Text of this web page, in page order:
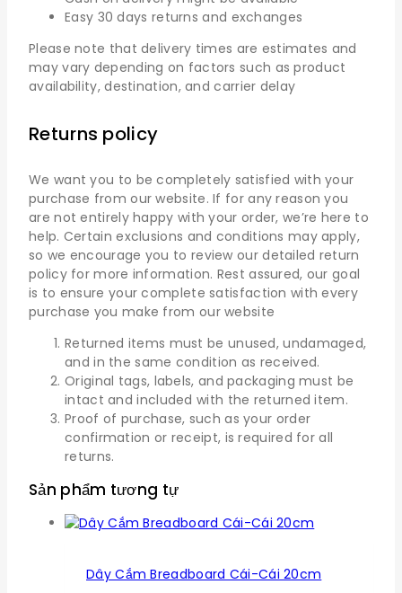
Easy 30 days returns and exchanges
Please note that delivery times are estimates and
may vary depending on factors such as product
availability, destination, and carrier delay
Returns policy
We want you to be completely satisfied with your
purchase from our website. If for any reason you
are not entirely happy with your order, we’re here to
help. Certain exclusions and conditions may apply,
so we encourage you to review our detailed return
policy for more information. Rest assured, our goal
is to ensure your complete satisfaction with every
purchase you make from our website
Returned items must be unused, undamaged,
and in the same condition as received.
Original tags, labels, and packaging must be
intact and included with the returned item.
Proof of purchase, such as your order
confirmation or receipt, is required for all
returns.
Sản phẩm tương tự
Dây Cắm Breadboard Cái-Cái 20cm